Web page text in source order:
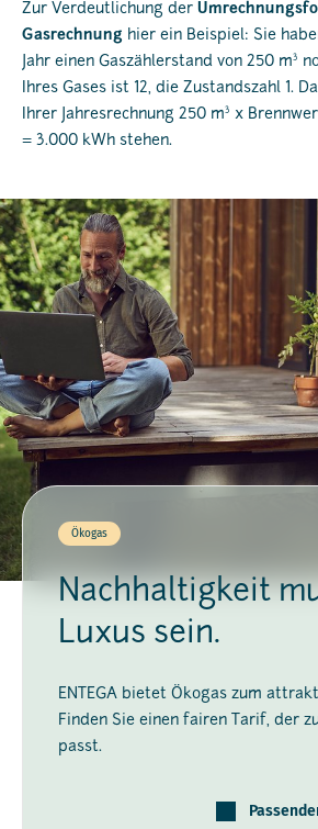
Zur Verdeutlichung der
Gasrechnung hier ein Beispiel: Sie
Jahr einen Gaszählerstand von 250 m3
Ihres Gases ist 12, die Zustandszahl 1.
Ihrer Jahresrechnung 250 m3
x
= 3.000 kWh stehen.
Ökogas
Nachhaltigkeit
Luxus sein.
ENTEGA bietet Ökogas zum
Finden Sie einen fairen Tarif, der
passt.